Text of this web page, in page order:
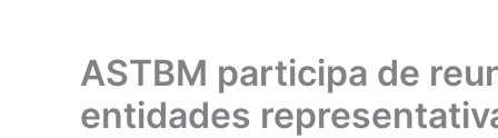
ASTBM participa de
entidades